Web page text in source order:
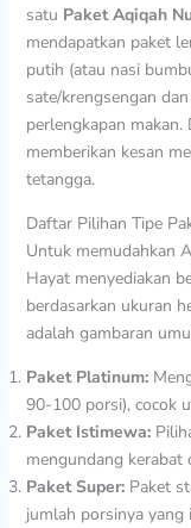
satu Paket Aqiqah
mendapatkan paket
putih (atau nasi
sate/krengsengan
perlengkapan
memberikan kesan
tetangga.
Daftar Pilihan Tipe
Untuk memudahkan
Hayat menyediakan
berdasarkan ukuran
adalah gambaran
Paket Platinum:
90-100 porsi), cocok
Paket Istimewa:
mengundang kerabat
Paket Super:Paket
jumlah porsinya